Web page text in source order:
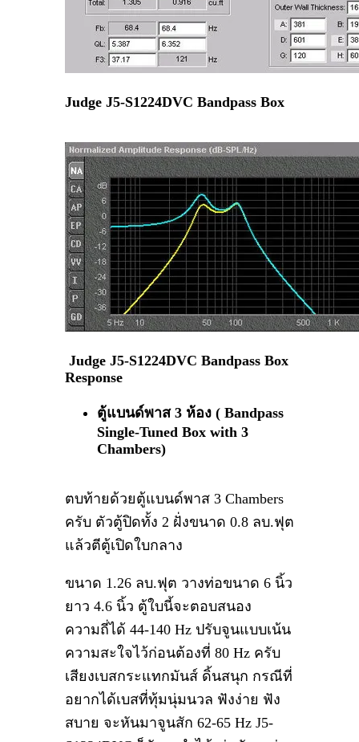
Judge J5-S1224DVC Bandpass Box
Judge J5-S1224DVC Bandpass Box
Response
ตู้แบนด์พาส 3 ห้อง (Bandpass
Single-Tuned Box with 3
Chambers)
ตบท้ายด้วยตู้แบนด์พาส 3 Chambers
ครับ ตัวตู้ปิดทั้ง 2 ฝั่งขนาด 0.8 ลบ.ฟุต
แล้วตีตู้เปิดใบกลาง
ขนาด 1.26 ลบ.ฟุต วางท่อขนาด 6 นิ้ว
ยาว 4.6 นิ้ว ตู้ใบนี้จะตอบสนอง
ความถี่ได้ 44-140 Hz ปรับจูนแบบเน้น
ความสะใจไว้ก่อนต้องที่ 80 Hz ครับ
เสียงเบสกระแทกมันส์ ดิ้นสนุก กรณีที่
อยากได้เบสที่ทุ้มนุ่มนวล ฟังง่าย ฟัง
สบาย จะหันมาจูนสัก 62-65 Hz J5-